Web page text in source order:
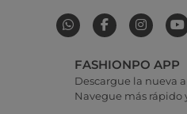
FASHIONPO APP
Descargue la nueva
Navegue más